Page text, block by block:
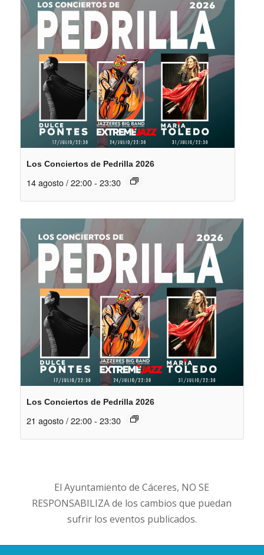
Los Conciertos de Pedrilla 2026
14 agosto / 22:00 - 23:30
Los Conciertos de Pedrilla 2026
21 agosto / 22:00 - 23:30
El Ayuntamiento de Cáceres, NO SE
RESPONSABILIZA de los cambios que puedan
sufrir los eventos publicados.